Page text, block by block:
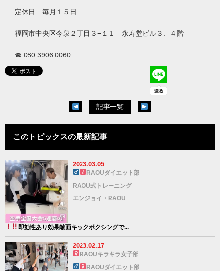
定休日 毎月１５日
福岡市中央区今泉２丁目３−１１ 永寿堂ビル３、４階
☎︎ 080 3906 0060
記事一覧
このトピックスの最新記事
2023.03.05
RAOUダイエット部
RAOU式トレーニング
エンジョイ・RAOU
即効性あり効果敵面キックボクシングで...
2023.02.17
RAOUキラキラ女子部
RAOUダイエット部